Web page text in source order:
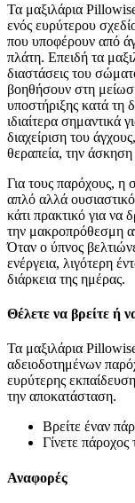
Τα μαξιλάρια
ενός ευρύτερου
που υποφέρουν από
πλάτη. Επειδή τα
διαστάσεις του
βοηθήσουν στη
υποστήριξης κατά τη
ιδιαίτερα σημαντικά
διαχείριση του
θεραπεία, την άσκηση
Για τους παρόχους, η
απλό αλλά ουσιαστικό
κάτι πρακτικό για
την μακροπρόθεσμη
Όταν ο ύπνος
ενέργεια, λιγότερη
διάρκεια της ημέρας.
Θέλετε να βρείτε ή
Τα μαξιλάρια
αδειοδοτημένων
ευρύτερης
την αποκατάσταση.
Βρείτε έναν
Γίνετε
Αναφορές